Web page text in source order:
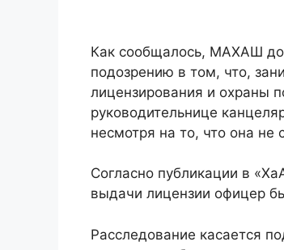
Как сообщалось, МАХАШ
подозрению в том, что,
лицензирования и охраны
руководительнице
несмотря на то, что она не
Согласно публикации в
выдачи лицензии офицер
Расследование касается